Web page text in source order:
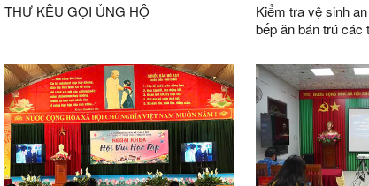
THƯ KÊU GỌI ỦNG HỘ
Kiểm tra vệ sinh
bếp ăn bán trú các